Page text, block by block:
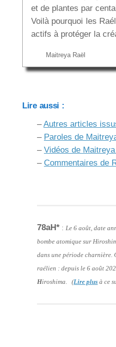
et de plantes par
Voilà pourquoi les
actifs à protéger la
Maitreya Raël
Lire aussi :
–Autres articles
– Paroles de
– Vidéos de
– Commentaires de
78aH* : Le 6 août, date
bombe atomique sur
dans une période charnière.
raélien : depuis le 6 août
Hiroshima. (Lire plus à ce